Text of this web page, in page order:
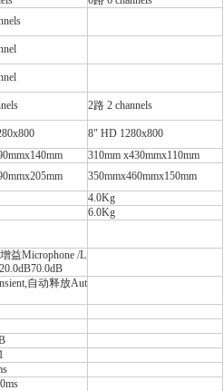
2路 2 channels
8" HD 1280x800
310mm x430mmx110mm
350mmx460mmx150mm
4.0Kg
6.0Kg
益Microphone /L
自动释放Aut